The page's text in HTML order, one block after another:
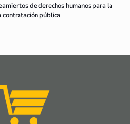
de derechos humanos para la
pública